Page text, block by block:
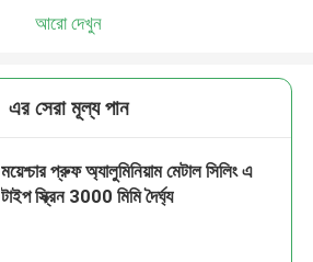
আরো দেখুন
এর সেরা মূল্য পান
ময়েশ্চার প্রুফ অ্যালুমিনিয়াম মেটাল সিলিং এ
টাইপ স্ক্রিন 3000 মিমি দৈর্ঘ্য